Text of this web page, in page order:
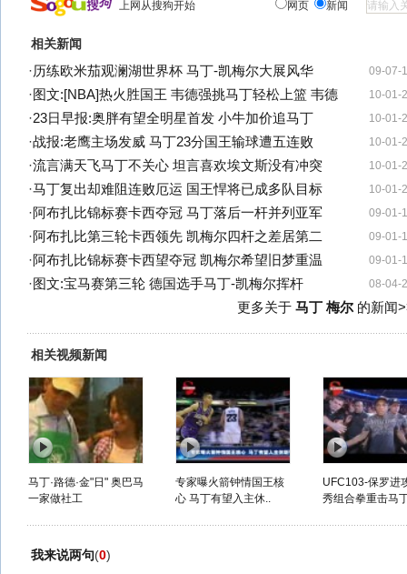
上网从搜狗开始 网页 新闻
相关新闻
09-07-
·历练欧米茄观澜湖世界杯 马丁-凯梅尔大展风华
10-01-
· 图文:[NBA]热火胜国王 韦德强挑马丁轻松上篮 韦德
10-01-
·23日早报:奥胖有望全明星首发 小牛加价追马丁
10-01-
·战报:老鹰主场发威 马丁23分国王输球遭五连败
10-01-
·流言满天飞马丁不关心 坦言喜欢埃文斯没有冲突
10-01-
·马丁复出却难阻连败厄运 国王悍将已成多队目标
09-01-
·阿布扎比锦标赛卡西夺冠 马丁落后一杆并列亚军
09-01-
·阿布扎比第三轮卡西领先 凯梅尔四杆之差居第二
09-01-
·阿布扎比锦标赛卡西望夺冠 凯梅尔希望旧梦重温
08-04-
· 图文:宝马赛第三轮 德国选手马丁-凯梅尔挥杆
更多关于 马丁 梅尔的新闻
相关视频新闻
马丁·路德·金"日" 奥巴马
一家做社工
专家曝火箭钟情国王核
心 马丁有望入主休..
UFC103-保罗进
秀组合拳重击马
我来说两句(0)